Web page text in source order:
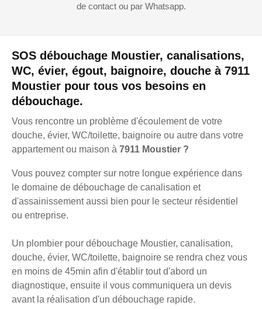
SOS débouchage Moustier, canalisations,
WC, évier, égout, baignoire, douche à 7911
Moustier pour tous vos besoins en
débouchage.
Vous rencontre un problème d'écoulement de votre
douche, évier, WC/toilette, baignoire ou autre dans votre
appartement ou maison à 7911 Moustier ?
Vous pouvez compter sur notre longue expérience dans
le domaine de débouchage de canalisation et
d'assainissement aussi bien pour le secteur résidentiel
ou entreprise.
Un plombier pour débouchage Moustier, canalisation,
douche, évier, WC/toilette, baignoire se rendra chez vous
en moins de 45min afin d'établir tout d'abord un
diagnostique, ensuite il vous communiquera un devis
avant la réalisation d'un débouchage rapide.
de contact ou par Whatsapp.